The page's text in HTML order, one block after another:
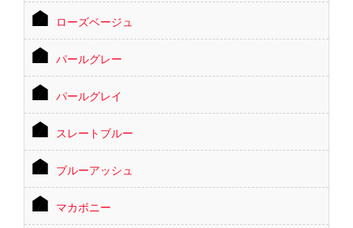
ローズベージュ
パールグレー
パールグレイ
スレートブルー
ブルーアッシュ
マカボニー